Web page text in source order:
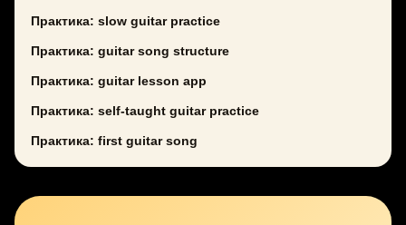
Практика: slow guitar practice
Практика: guitar song structure
Практика: guitar lesson app
Практика: self-taught guitar practice
Практика: first guitar song